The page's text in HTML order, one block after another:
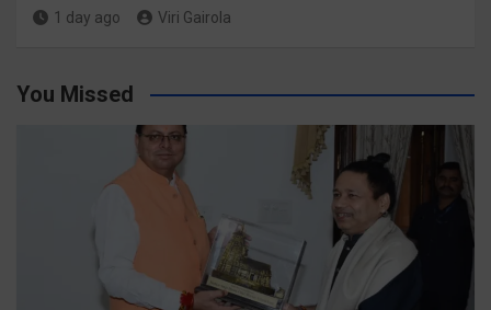
1 day ago Viri Gairola
You Missed